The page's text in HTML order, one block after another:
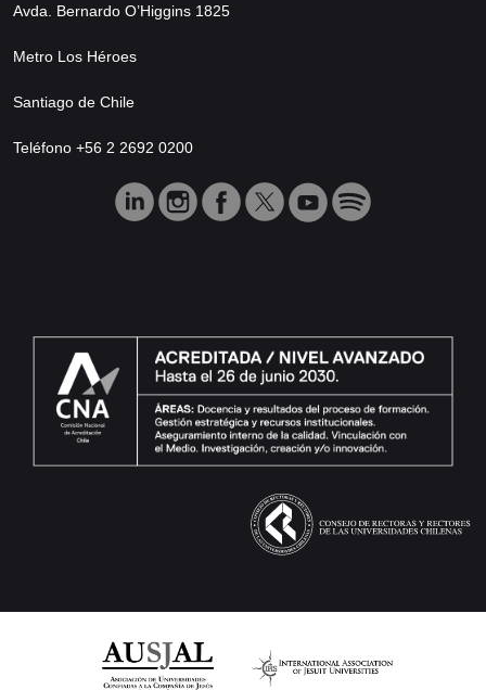
Avda. Bernardo O’Higgins 1825
Metro Los Héroes
Santiago de Chile
Teléfono +56 2 2692 0200